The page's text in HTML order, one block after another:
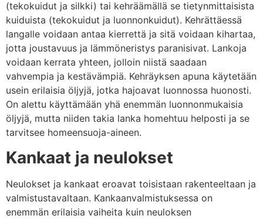
(tekokuidut ja silkki) tai kehräämällä se tietynmittaisista
kuiduista (tekokuidut ja luonnonkuidut). Kehrättäessä
langalle voidaan antaa kierrettä ja sitä voidaan kihartaa,
jotta joustavuus ja lämmöneristys paranisivat. Lankoja
voidaan kerrata yhteen, jolloin niistä saadaan
vahvempia ja kestävämpiä. Kehräyksen apuna käytetään
usein erilaisia öljyjä, jotka hajoavat luonnossa huonosti.
On alettu käyttämään yhä enemmän luonnonmukaisia
öljyjä, mutta niiden takia lanka homehtuu helposti ja se
tarvitsee homeensuoja-aineen.
Kankaat ja neulokset
Neulokset ja kankaat eroavat toisistaan rakenteeltaan ja
valmistustavaltaan. Kankaanvalmistuksessa on
enemmän erilaisia vaiheita kuin neuloksen